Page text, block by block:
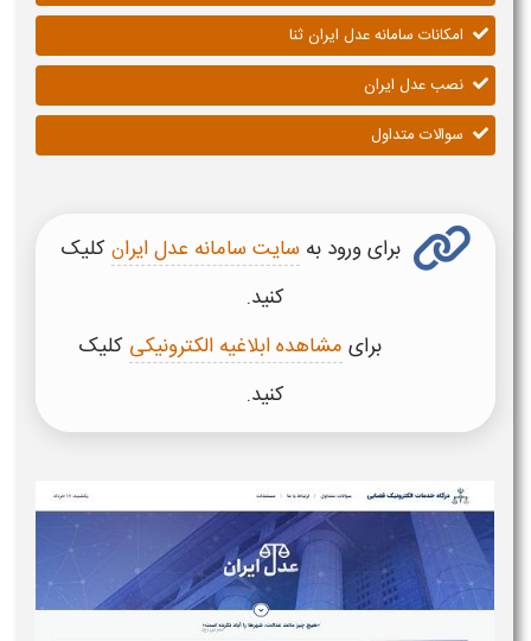
امکانات سامانه عدل ایران ثنا
نصب عدل ایران
سوالات متداول
برایورود به سایت سامانه عدل ایران کلیک
کنید.
برای مشاهدە ابلاغیه الکترونیکی کلیک
کنید.